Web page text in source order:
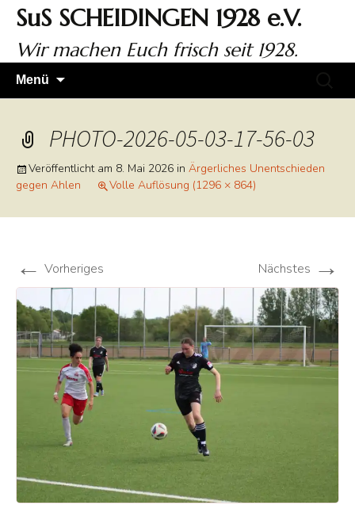
Zum
Inhalt
springen
SuS SCHEIDINGEN 1928 e.V.
Wir machen Euch frisch seit 1928.
Menü
PHOTO-2026-05-03-17-56-03
Veröffentlicht am 8. Mai 2026 in Ärgerliches Unentschieden
gegen Ahlen
Volle Auflösung (1296 × 864)
← Vorheriges Nächstes →